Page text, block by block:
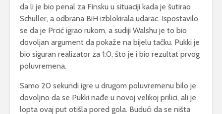
da li je bio penal za Finsku u situaciji kada je šutirao
Schuller, a odbrana BiH izblokirala udarac. Ispostavilo
se da je Prcić igrao rukom, a sudiji Walshu je to bio
dovoljan argument da pokaže na bijelu tačku. Pukki je
bio siguran realizator za 1:0, što je i bio rezultat prvog
poluvremena.
Samo 20 sekundi igre u drugom poluvremenu bilo je
dovoljno da se Pukki nađe u novoj velikoj prilici, ali je
lopta ovaj put otišla pored gola. Budući da se ništa